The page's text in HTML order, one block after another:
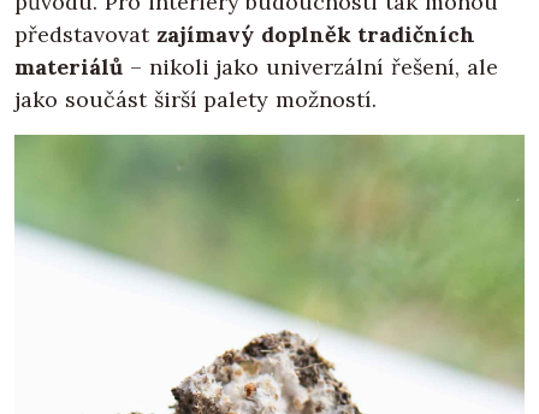
představovat zajímavý doplněk tradičních
materiálů – nikoli jako univerzální řešení, ale
jako součást širší palety možností.